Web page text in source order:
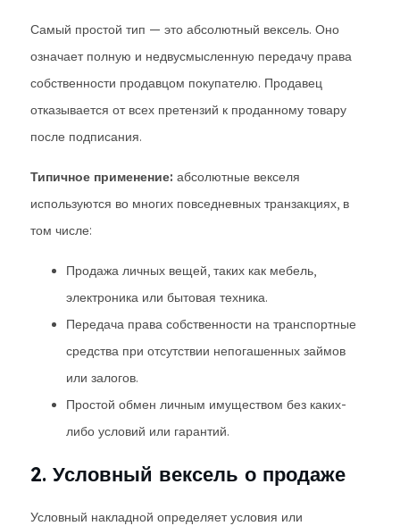
Самый простой тип — это абсолютный вексель. Оно
означает полную и недвусмысленную передачу права
собственности продавцом покупателю. Продавец
отказывается от всех претензий к проданному товару
после подписания.
Типичное применение: абсолютные векселя
используются во многих повседневных транзакциях, в
том числе:
Продажа личных вещей, таких как мебель,
электроника или бытовая техника.
Передача права собственности на транспортные
средства при отсутствии непогашенных займов
или залогов.
Простой обмен личным имуществом без каких-
либо условий или гарантий.
2. Условный вексель о продаже
Условный накладной определяет условия или